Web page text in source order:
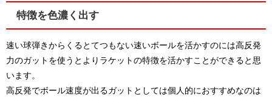
特徴を色濃く出す
速い球弾きからくるとてつもない速いボールを活かすのには高反発
力のガットを使うとよりラケットの特徴を活かすことができると思
います。
高反発でボール速度が出るガットとしては個人的におすすめなのは